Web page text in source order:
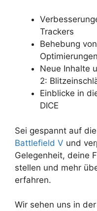
Trackers
Behebung
Optimierungen
Neue Inhalte
2:
Einblicke in
DICE
Sei gespannt auf
Battlefield V und
Gelegenheit, deine
stellen und mehr
erfahren.
Wir sehen uns in